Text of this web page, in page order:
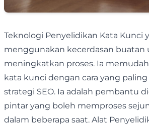
Teknologi Penyelidikan Kata Kunci
menggunakan kecerdasan buatan
meningkatkan proses. Ia
kata kunci dengan cara yang
strategi SEO. Ia adalah pembantu
pintar yang boleh memproses
dalam beberapa saat. Alat